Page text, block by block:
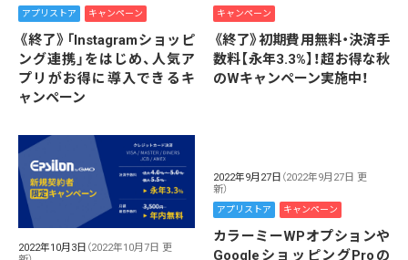
アプリストア キャンペーン
《終了》「Instagramショッピ
ング連携」をはじめ、人気ア
プリがお得に導入できるキ
ャンペーン
キャンペーン
《終了》初期費用無料・決済手
数料【永年3.3%】！超お得な秋
のWキャンペーン実施中！
2022年10月3日 （2022年10月7日 更
2022年9月27日 （2022年9月27日 更
新）
アプリストア キャンペーン
カラーミーWPオプションや
GoogleショッピングProの